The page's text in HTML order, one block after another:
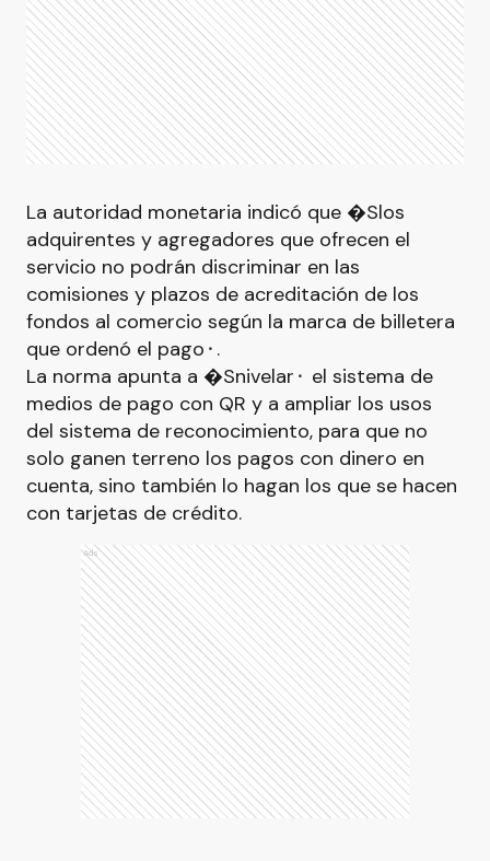
La autoridad monetaria indicó que �Slos
adquirentes y agregadores que ofrecen el
servicio no podrán discriminar en las
comisiones y plazos de acreditación de los
fondos al comercio según la marca de billetera
que ordenó el pago⬝.
La norma apunta a �Snivelar⬝ el sistema de
medios de pago con QR y a ampliar los usos
del sistema de reconocimiento, para que no
solo ganen terreno los pagos con dinero en
cuenta, sino también lo hagan los que se hacen
con tarjetas de crédito.
Ads